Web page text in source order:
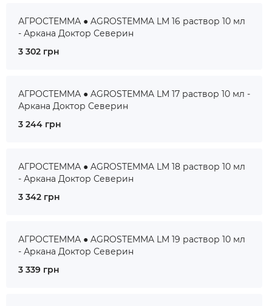
АГРОСТЕММА ● AGROSTEMMA LM 16 раствор 10 мл
- Аркана Доктор Северин
3 302 грн
АГРОСТЕММА ● AGROSTEMMA LM 17 раствор 10 мл -
Аркана Доктор Северин
3 244 грн
АГРОСТЕММА ● AGROSTEMMA LM 18 раствор 10 мл
- Аркана Доктор Северин
3 342 грн
АГРОСТЕММА ● AGROSTEMMA LM 19 раствор 10 мл
- Аркана Доктор Северин
3 339 грн